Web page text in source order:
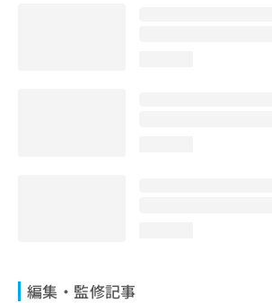
編集・監修記事